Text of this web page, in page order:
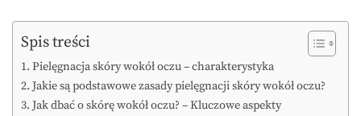
Spis treści
Pielęgnacja skóry wokół oczu – charakterystyka
Jakie są podstawowe zasady pielęgnacji skóry wokół oczu?
Jak dbać o skórę wokół oczu? – Kluczowe aspekty